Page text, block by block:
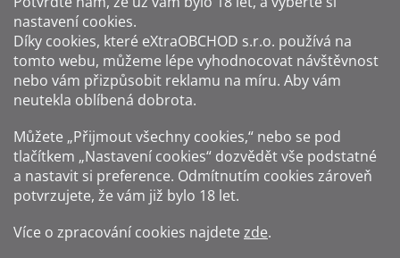
nastavení cookies.
Díky cookies, které eXtraOBCHOD s.r.o. používá na
tomto webu, můžeme lépe vyhodnocovat návštěvnost
nebo vám přizpůsobit reklamu na míru. Aby vám
neutekla oblíbená dobrota.
Můžete „Přijmout všechny cookies,“ nebo se pod
tlačítkem „Nastavení cookies“ dozvědět vše podstatné
a nastavit si preference. Odmítnutím cookies zároveň
potvrzujete, že vám již bylo 18 let.
Více o zpracování cookies najdete zde.
Způsoby dopravy:
Zákaz prodeje alkoholu osobám mladším 18 let.